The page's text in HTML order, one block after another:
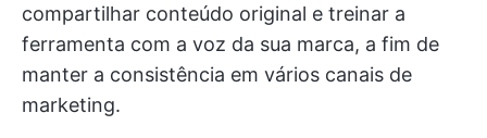
compartilhar conteúdo original e treinar a
ferramenta com a voz da sua marca, a fim de
manter a consistência em vários canais de
marketing.